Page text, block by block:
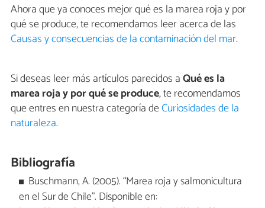
Ahora que ya conoces mejor qué es la marea roja y por
qué se produce, te recomendamos leer acerca de las
Causas y consecuencias de la contaminación del mar.
Si deseas leer más artículos parecidos aQué es la
marea roja y por qué se produce, te recomendamos
que entres en nuestra categoría deCuriosidades de la
naturaleza.
Bibliografía
Buschmann, A. (2005). “Marea roja y salmonicultura
en el Sur de Chile”. Disponible en: